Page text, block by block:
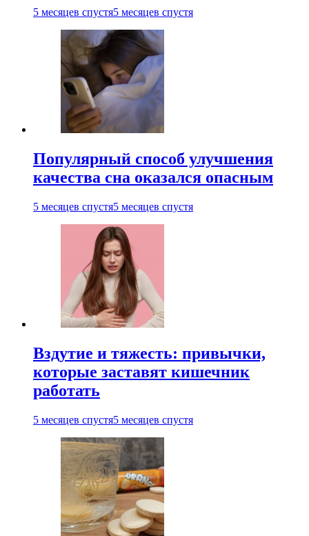
5 месяцев спустя5 месяцев спустя
Популярный способ улучшения
качества сна оказался опасным
5 месяцев спустя5 месяцев спустя
Вздутие и тяжесть: привычки,
которые заставят кишечник
работать
5 месяцев спустя5 месяцев спустя